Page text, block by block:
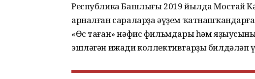
Республика Башлығы 2019 йылда Мостай
арналған сараларҙа әүҙем
«Өс таған» нәфис фильмдары һәм
эшләгән ижади коллективтарҙы билдәләп